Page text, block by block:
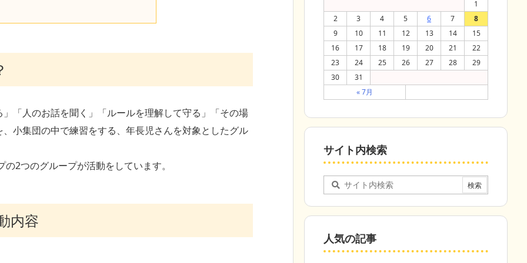
「人のお話を聞く」「ルールを理解して守る」「その場
小集団の中で練習をする、年長児さんを対象としたグル
2つのグループが活動をしています。
内容
1
2
3 4 5 6 7
8
9
10 11 12 13 14
15
16
17 18 19 20 21
22
23
24 25 26 27 28
29
30
31
« 7月
サイト内検索
人気の記事